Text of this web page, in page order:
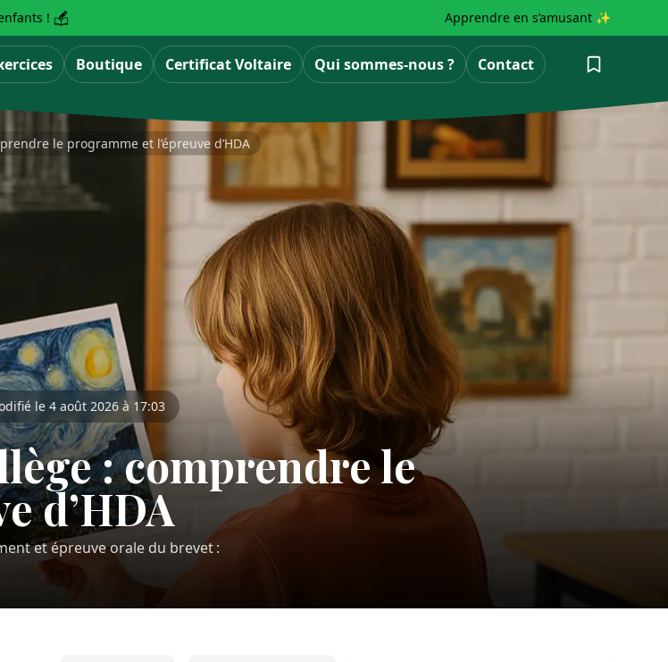
! Apprendre en s’amusant ✨
Boutique Certificat Voltaire Qui sommes-nous ? Contact
le programme et l’épreuve d’HDA
le 4 août 2026 à 17:03
: comprendre le
d’HDA
et épreuve orale du brevet :